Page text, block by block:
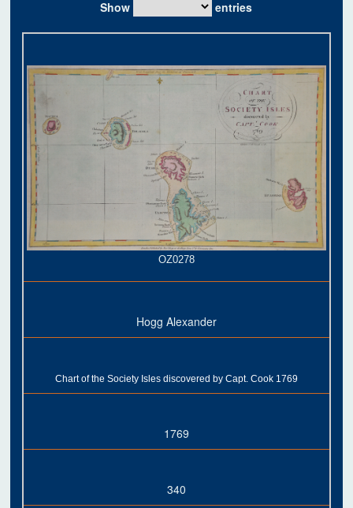
Show entries
OZ0278
Hogg Alexander
Chart of the Society Isles discovered by Capt. Cook 1769
1769
340